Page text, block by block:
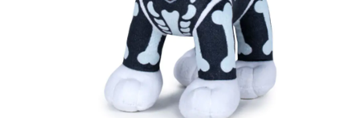
Dostava i plaćanje
TV serija proizvodi
Film proizvodi